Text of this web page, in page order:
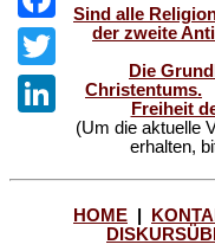
Facebook
Twitter
LinkedIn
Sind alle
der zweite
Die
Christentums.
Freiheit
(Um die aktuelle
erhalten,
HOME